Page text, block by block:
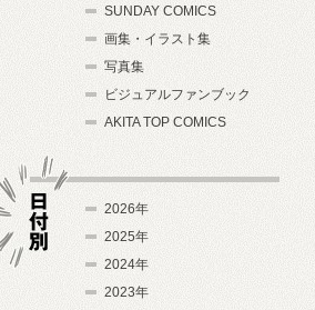
SUNDAY COMICS
画集・イラスト集
写真集
ビジュアルファンブック
AKITA TOP COMICS
2026年
2025年
2024年
2023年